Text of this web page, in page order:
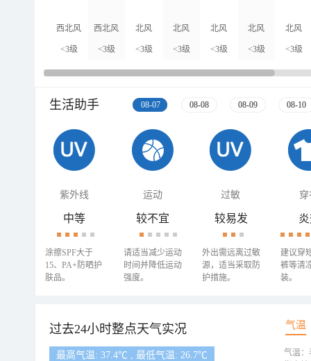
西北风
<3级
西北风
<3级
北风
<3级
北风
<3级
北风
<3级
北风
<3级
北风
<3级
生活助手 08-07 08-08 08-09 08-10
紫外线 运动 过敏 穿
中等
涂擦SPF大于
15、PA+防晒护
肤品。
较不宜
请适当减少运动
时间并降低运动
强度。
较易发
外出需远离过敏
源，适当采取防
护措施。
建议穿
裤等清
装。
过去24小时整点天气实况 气温
最高气温: 37.4℃ , 最低气温: 26.7℃
气温：